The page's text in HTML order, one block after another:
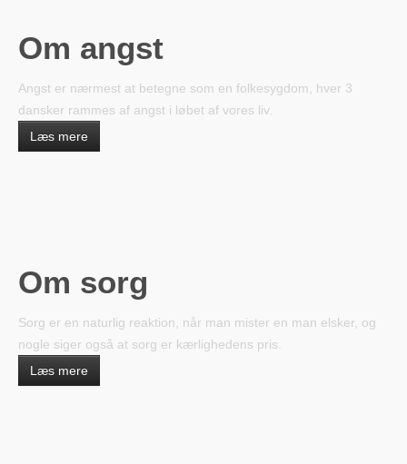
Om angst
Angst er nærmest at betegne som en folkesygdom, hver 3
dansker rammes af angst i løbet af vores liv.
Læs mere
Om sorg
Sorg er en naturlig reaktion, når man mister en man elsker, og
nogle siger også at sorg er kærlighedens pris.
Læs mere